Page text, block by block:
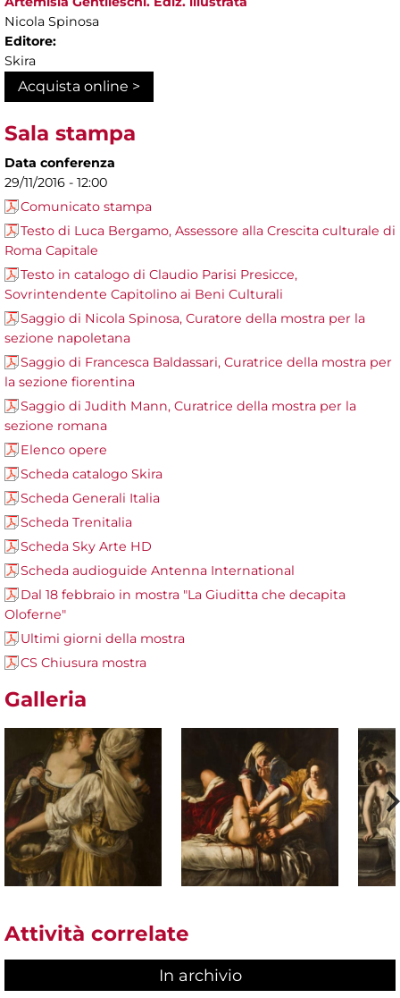
Nicola Spinosa
Editore:
Skira
Acquista online >
Sala stampa
Data conferenza
29/11/2016 - 12:00
Comunicato stampa
Testo di Luca Bergamo, Assessore alla Crescita culturale di
Roma Capitale
Testo in catalogo di Claudio Parisi Presicce,
Sovrintendente Capitolino ai Beni Culturali
Saggio di Nicola Spinosa, Curatore della mostra per la
sezione napoletana
Saggio di Francesca Baldassari, Curatrice della mostra per
la sezione fiorentina
Saggio di Judith Mann, Curatrice della mostra per la
sezione romana
Elenco opere
Scheda catalogo Skira
Scheda Generali Italia
Scheda Trenitalia
Scheda Sky Arte HD
Scheda audioguide Antenna International
Dal 18 febbraio in mostra "La Giuditta che decapita
Oloferne"
Ultimi giorni della mostra
CS Chiusura mostra
Galleria
Attività correlate
In archivio